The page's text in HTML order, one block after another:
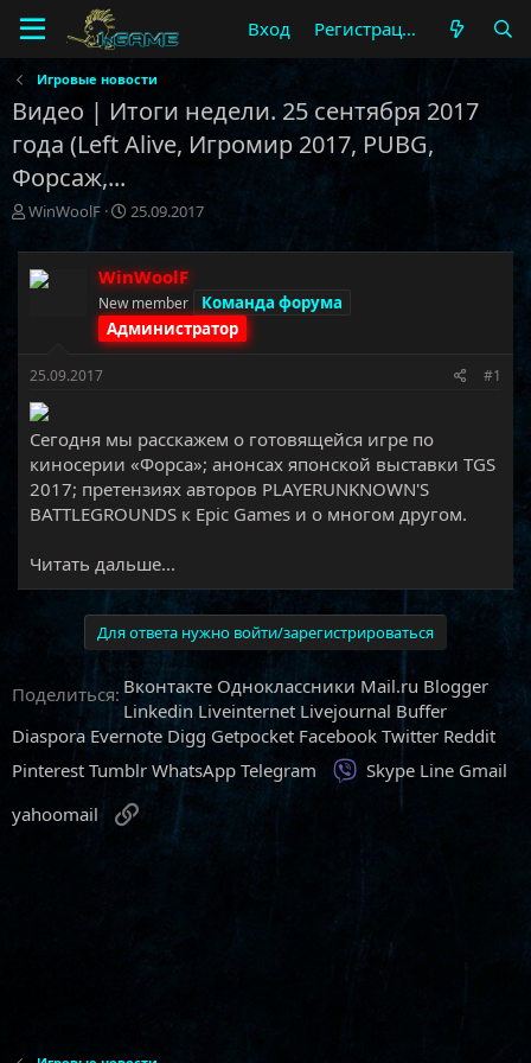
Вход Регистрация
Игровые новости
Видео | Итоги недели. 25 сентября 2017
года (Left Alive, Игромир 2017, PUBG,
Форсаж,...
А
т
о
р
ы
WinWoolF
Д
т
а
н
а
ч
25.09.2017
WinWoolF
New member
Команда форума
Администратор
25.09.2017 #1
Сегодня мы расскажем о готовящейся игре по
киносерии «Форса»; анонсах японской выставки TGS
2017; претензиях авторов PLAYERUNKNOWN'S
BATTLEGROUNDS к Epic Games и о многом другом.​
Читать дальше...
Для ответа нужно войти/зарегистрироваться
Поделиться: Вконтакте Одноклассники Mail.ru Blogger
Linkedin Liveinternet Livejournal Buffer
Diaspora Evernote Digg Getpocket Facebook Twitter Reddit
Pinterest Tumblr WhatsApp Telegram Viber
Skype Line Gmail
yahoomail
Ссылка